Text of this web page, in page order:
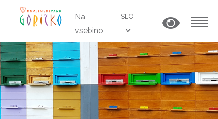
Na
vsebino
SLO